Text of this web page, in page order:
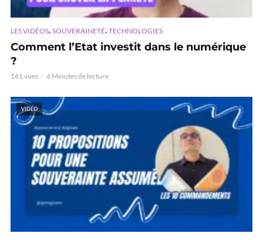
LES VIDÉOS, SOUVERAINETÉ, TECHNOLOGIES
Comment l’Etat investit dans le numérique
?
161 vues 4 Minutes de lecture
VIDÉO